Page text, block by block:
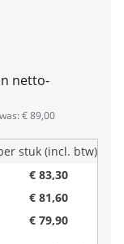
netto-
€ 89,00
stuk (incl. btw)
€ 83,30
€ 81,60
€ 79,90